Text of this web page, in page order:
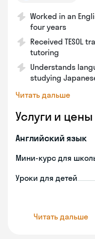
Worked in an
four years
Received TESOL
tutoring
Understands
studying
Читать дальше
Услуги и цены
Английский язык
Мини-курс для
Уроки для детей
Читать дальше